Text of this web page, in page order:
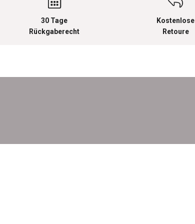
30 Tage
Rückgaberecht
Kostenlose
Retoure